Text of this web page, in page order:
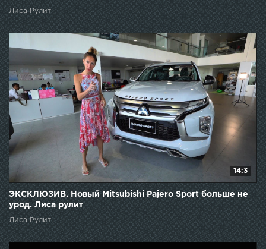
Лиса Рулит
14:3
ЭКСКЛЮЗИВ. Новый Mitsubishi Pajero Sport больше не
урод. Лиса рулит
Лиса Рулит